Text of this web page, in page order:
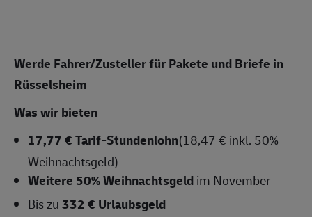
Werde Fahrer/Zusteller für Pakete und Briefe in
Rüsselsheim
Was wir bieten
17,77 € Tarif-Stundenlohn(18,47 € inkl. 50%
Weihnachtsgeld)
Weitere 50% Weihnachtsgeldim November
Bis zu332 € Urlaubsgeld